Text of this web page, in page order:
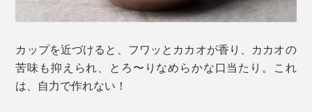
カップを近づけると、フワッとカカオが香り、カカオの
苦味も抑えられ、とろ〜りなめらかな口当たり。これ
は、自力で作れない！